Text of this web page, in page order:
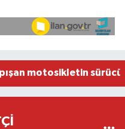
Haber Geldi: TOKİ Konut
motosikletin